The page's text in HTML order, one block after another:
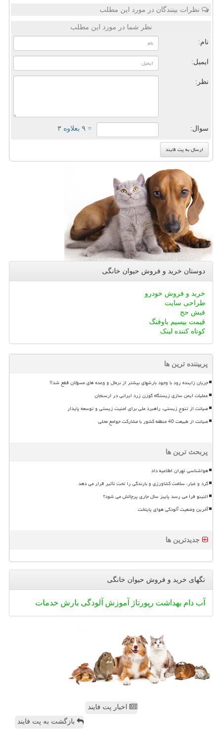
نظرات بینندگان در مورد این مطلب
نظر شما در مورد این مطلب
نام:
ایمیل:
نظر:
سوال: = ۹ بعلاوه ۳
دوستان خرید و فروش حیوان خانگی
خرید و فروش خودرو
طراحی سایت
فیش حج
قیمت بیسیم باوفنگ
کوتاه کننده لینک
پربیننده ترین ها
جریان زاینده رود با وجود بارشهای بیشتر از نرمال و وعده های مسؤلان قطع شد!!
عملیات ایمن سازی زیستگاه گوزن زرد ایرانی در ارسنجان
صیانت از تنوع زیستی، راهبرد ملی برای امنیت زیستی و توسعه پایدار
صیانت از طبیعت 40 منطقه کشور با مشارکت جوامع محلی
پربحث ترین ها
هواشناسی تهران اطلاعیه داد
گرد و غبار، سلامت کشاورزی و بارندگی را تحت تأثیر قرار می دهد
النینو فرا می رسد پاییز سال جاری پرچالش می شود؟
آخرین وضعیت آلودگی هوای پایتخت
جدیدترین ها
تگهای خرید و فروش حیوان خانگی
آب دام بهداشت رپورتاژ آموزش آلودگی بارش خدمات
اخبار پت فایند
بازگشت به پت فایند